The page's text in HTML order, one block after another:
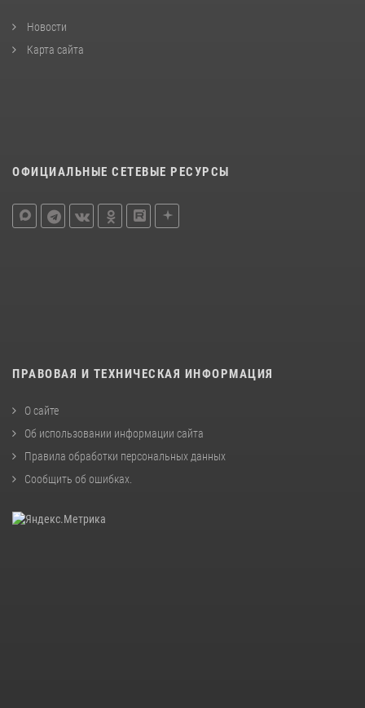
Новости
Карта сайта
ОФИЦИАЛЬНЫЕ СЕТЕВЫЕ РЕСУРСЫ
ПРАВОВАЯ И ТЕХНИЧЕСКАЯ ИНФОРМАЦИЯ
О сайте
Об использовании информации сайта
Правила обработки персональных данных
Сообщить об ошибках